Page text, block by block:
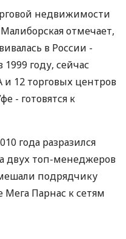
недвижимости
отмечает,
в России -
году, сейчас
и 12 торговых центров
- готовятся к
года разразился
двух топ-менеджеров
подрядчику
Мега Парнас к сетям